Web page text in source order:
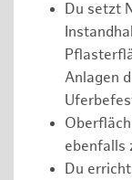
Du setzt
Anlagen
ebenfalls
Du